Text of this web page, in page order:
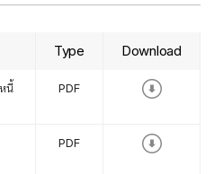
Type Download
นี้
PDF
PDF